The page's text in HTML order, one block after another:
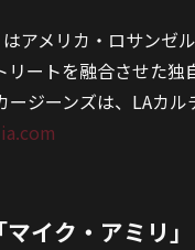
アメリカ・ロサンゼ
リートを融合させた
ージーンズは、LAカ
イク・アミリ